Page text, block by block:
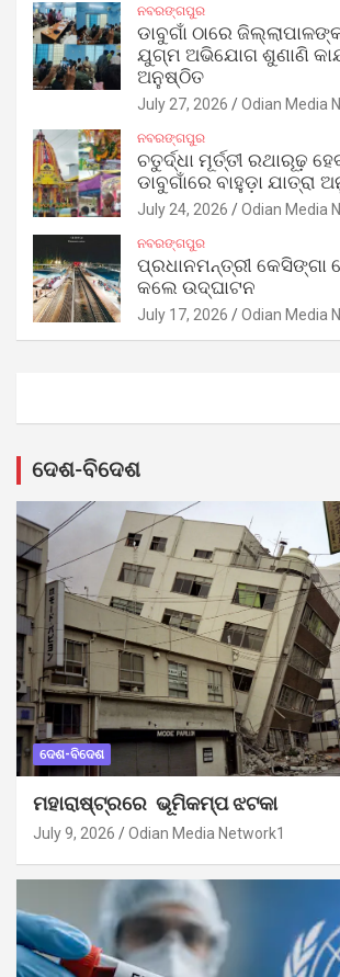
ନବରଙ୍ଗପୁର
ଡାବୁଗାଁ ଠାରେ
ଯୁଗ୍ମ ଅଭିଯୋଗ ଶୁଣାଣି
ଅନୁଷ୍ଠିତ
July 27, 2026 Odian Media
ନବରଙ୍ଗପୁର
ଚତୁର୍ଦ୍ଧା ମୂର୍ତ୍ତୀ ରଥାରୂଢ଼
ଡାବୁଗାଁରେ ବାହୁଡ଼ା ଯାତ୍ରା
July 24, 2026 Odian Media
ନବରଙ୍ଗପୁର
ପ୍ରଧାନମନ୍ତ୍ରୀ କେସିଙ୍ଗା
କଲେ ଉଦ୍‌ଘାଟନ
July 17, 2026 Odian Media
ଦେଶ-ବିଦେଶ
ଦେଶ-ବିଦେଶ
ମହାରାଷ୍ଟ୍ରରେ ଭୂମିକମ୍ପ ଝଟକା
July 9, 2026 Odian Media Network1